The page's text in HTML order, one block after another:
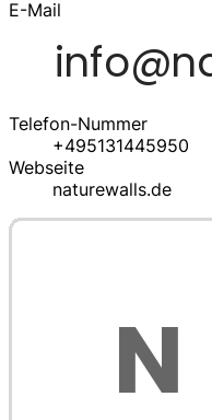
E-Mail
Telefon-Nummer
+495131445950
Webseite
naturewalls.de